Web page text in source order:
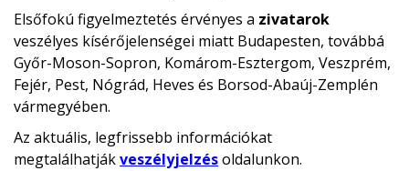
Elsőfokú figyelmeztetés érvényes a zivatarok
veszélyes kísérőjelenségei miatt Budapesten, továbbá
Győr-Moson-Sopron, Komárom-Esztergom, Veszprém,
Fejér, Pest, Nógrád, Heves és Borsod-Abaúj-Zemplén
vármegyében.
Az aktuális, legfrissebb információkat
megtalálhatjákveszélyjelzésoldalunkon.